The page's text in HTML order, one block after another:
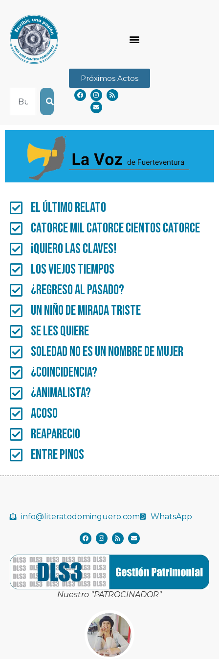
Próximos Actos
El último Relato
Catorce mil catorce cientos catorce
¡Quiero las claves!
LOS VIEJOS TIEMPOS
¿REGRESO AL PASADO?
UN NIÑO DE MIRADA TRISTE
SE LES QUIERE
Soledad no es un nombre de mujer
¿Coincidencia?
¿Animalista?
Acoso
Reaparecio
Entre pinos
info@literatodominguero.com WhatsApp
Nuestro "PATROCINADOR"